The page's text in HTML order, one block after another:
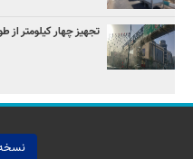
تجهیز چهار کیلومتر